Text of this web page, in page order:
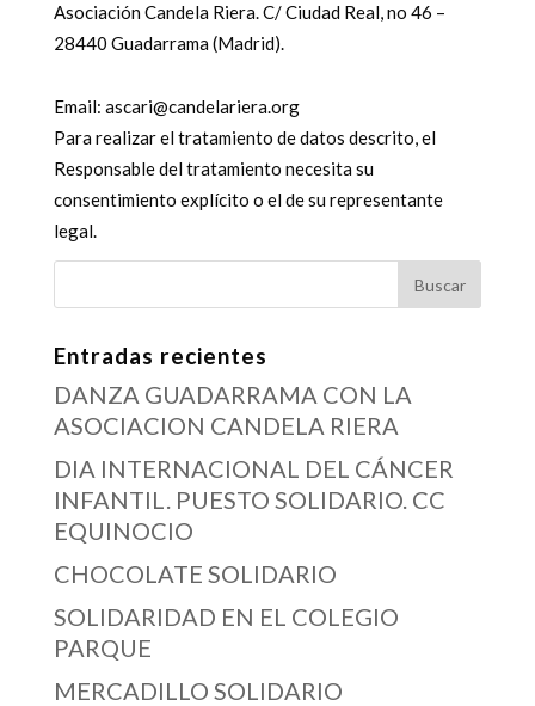
Asociación Candela Riera. C/ Ciudad Real, no 46 –
28440 Guadarrama (Madrid).
Email: ascari@candelariera.org
Para realizar el tratamiento de datos descrito, el
Responsable del tratamiento necesita su
consentimiento explícito o el de su representante
legal.
Entradas recientes
DANZA GUADARRAMA CON LA
ASOCIACION CANDELA RIERA
DIA INTERNACIONAL DEL CÁNCER
INFANTIL. PUESTO SOLIDARIO. CC
EQUINOCIO
CHOCOLATE SOLIDARIO
SOLIDARIDAD EN EL COLEGIO
PARQUE
MERCADILLO SOLIDARIO